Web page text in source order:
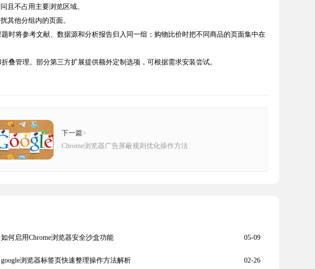
且不占用主要浏览区域。
其他分组内的页面。
时将参考文献、数据源和分析报告归入同一组；购物比价时把不同商品的页面集中在
叠管理。部分第三方扩展提供额外定制选项，可根据需求安装尝试。
下一篇>
Chrome浏览器广告屏蔽规则优化操作方法
如何启用Chrome浏览器安全沙盒功能 05-09
google浏览器标签页快速整理操作方法解析 02-26